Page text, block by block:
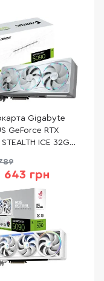
Gigabyte
GeForce RTX
ICE 32G
643 грн